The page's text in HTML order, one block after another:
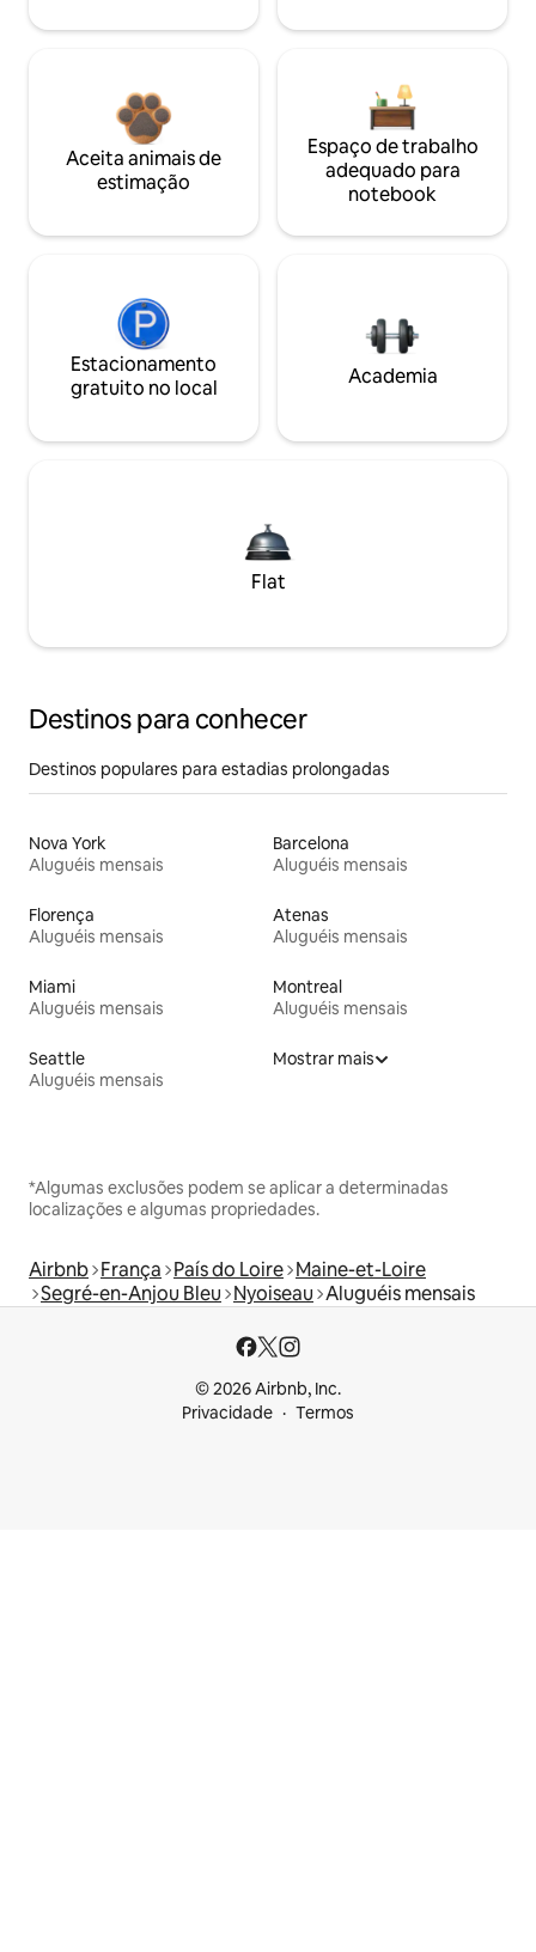
Aceita animais de
estimação
Espaço de trabalho
adequado para
notebook
Estacionamento
gratuito no local
Academia
Flat
Destinos para conhecer
Destinos populares para estadias prolongadas
Nova York
Aluguéis mensais
Barcelona
Aluguéis mensais
Florença
Aluguéis mensais
Atenas
Aluguéis mensais
Miami
Aluguéis mensais
Montreal
Aluguéis mensais
Seattle
Aluguéis mensais
Mostrar mais
*Algumas exclusões podem se aplicar a determinadas
localizações e algumas propriedades.
Airbnb França País do Loire Maine-et-Loire
Segré-en-Anjou Bleu Nyoiseau Aluguéis mensais
© 2026 Airbnb, Inc.
Privacidade
Termos